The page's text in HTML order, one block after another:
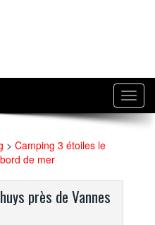
> Camping 3 étoiles le
de mer
près de Vannes